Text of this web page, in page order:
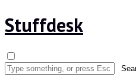
Stuffdesk